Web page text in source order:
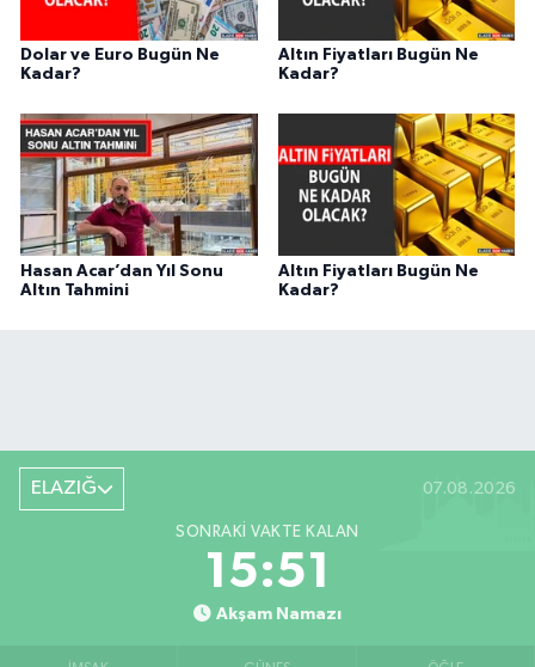
Dolar ve Euro Bugün Ne
Kadar?
Altın Fiyatları Bugün Ne
Kadar?
Hasan Acar’dan Yıl Sonu
Altın Tahmini
Altın Fiyatları Bugün Ne
Kadar?
ELAZIĞ 07.08.2026
SONRAKI VAKTE KALAN
15:50
Akşam Namazı